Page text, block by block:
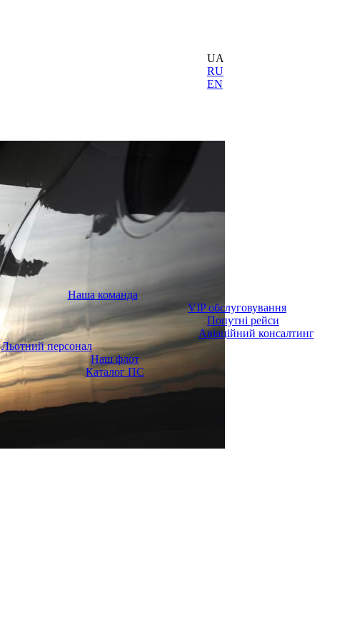
UA
RU
EN
Наша команда
VIP обслуговування
Попутні рейси
Авіаційний консалтинг
Льотний персонал
Наш флот
Каталог ПС